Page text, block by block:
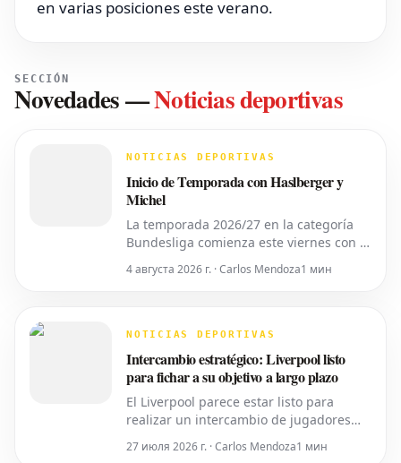
en varias posiciones este verano.
SECCIÓN
Novedades—Noticias deportivas
NOTICIAS DEPORTIVAS
Inicio de Temporada con Haslberger y
Michel
La temporada 2026/27 en la categoría
Bundesliga comienza este viernes con el
partido inaugural de la 2. Bundesliga
entre el *VfL Bochum* y el *Hertha
asistencia de **Tobias Endriß** y
**Martin Speckner**. **Tom Bauer**
eje
4 августа 2026 г. · Carlos Mendoza1 мин
NOTICIAS DEPORTIVAS
Intercambio estratégico: Liverpool listo
para fichar a su objetivo a largo plazo
El Liverpool parece estar listo para
realizar un intercambio de jugadores
con el Real Madrid con el fin de
concretar finalmente el traspaso de
27 июля 2026 г. · Carlos Mendoza1 мин